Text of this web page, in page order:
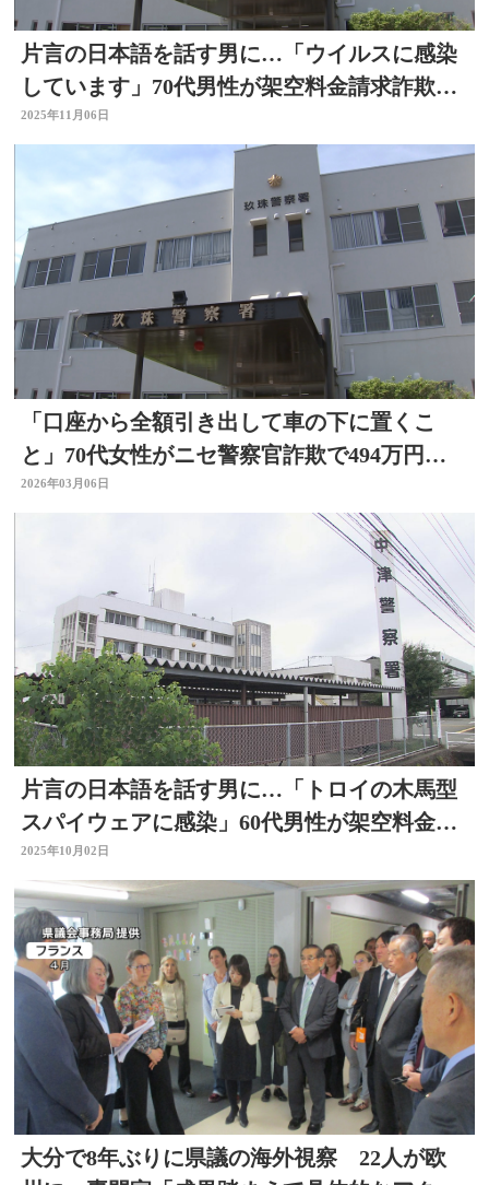
片言の日本語を話す男に…「ウイルスに感染
しています」70代男性が架空料金請求詐欺の
被害 大分
2025年11月06日
「口座から全額引き出して車の下に置くこ
と」70代女性がニセ警察官詐欺で494万円の
被害 大分
2026年03月06日
片言の日本語を話す男に…「トロイの木馬型
スパイウェアに感染」60代男性が架空料金請
求詐欺の被害 大分
2025年10月02日
大分で8年ぶりに県議の海外視察 22人が欧